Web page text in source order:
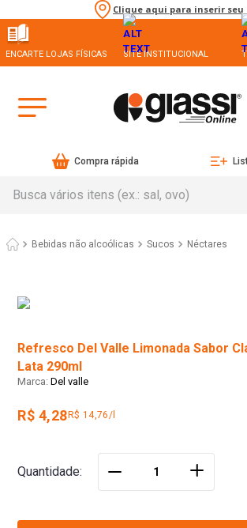
Clique aqui para inserir seu
ENCARTE LOJAS FÍSICAS SITE INSTITUCIONAL
Compra rápida
Bebidas não alcoólicas Sucos Néctares
Refresco Del Valle Limonada Sabor
Lata 290ml
Del valle
R$ 4,28 R$ 14,76/l
Quantidade ＋